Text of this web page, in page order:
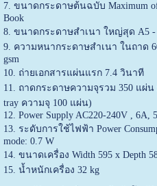
7. ขนาดกระดาษต้นฉบับ Maximum of
Book
8. ขนาดกระดาษสำเนา ใหญ่สุด A5 -
9. ความหนากระดาษสำเนา ในถาด 60
gsm
10. ถ่ายเอกสารแผ่นแรก 7.4 วินาที
11. ถาดกระดาษความจุรวม 350 แผ่น
tray ความจุ 100 แผ่น)
12. Power Supply AC220-240V , 6A,
13. ระดับการใช้ไฟฟ้า Power
mode: 0.7 W
14. ขนาดเครื่อง Width 595 x Depth
15. น้ำหนักเครื่อง 32 kg